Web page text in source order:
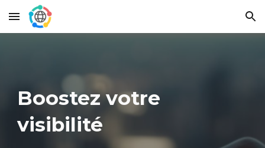
Skip to main content Skip to navigation
Boostez votre
visibilité